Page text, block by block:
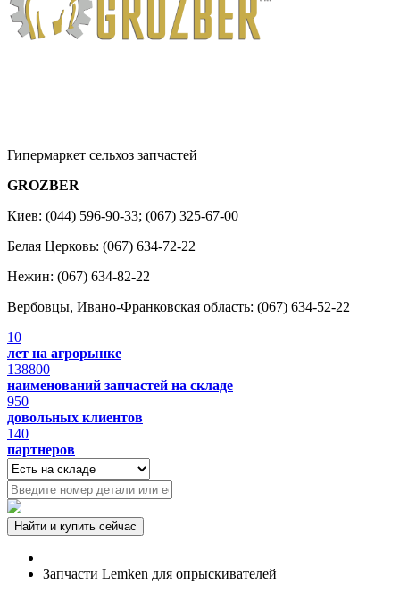
Гипермаркет сельхоз запчастей
GROZBER
Киев: (044) 596-90-33; (067) 325-67-00
Белая Церковь: (067) 634-72-22
Нежин: (067) 634-82-22
Вербовцы, Ивано-Франковская область: (067) 634-52-22
10
лет на агрорынке
138800
наименований запчастей на складе
950
довольных клиентов
140
партнеров
Запчасти Lemken для опрыскивателей